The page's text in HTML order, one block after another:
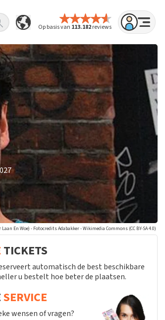
Op basis van 113.182reviews
En Woe) - Fotocredits Adabakker - Wikimedia Commons (CC BY-SA 4.0)
TICKETS
automatisch de best beschikbare
u bestelt hoe beter de plaatsen.
SERVICE
wensen of vragen?